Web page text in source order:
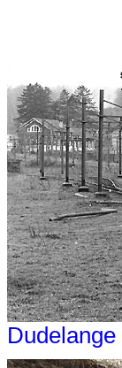
Dudelange